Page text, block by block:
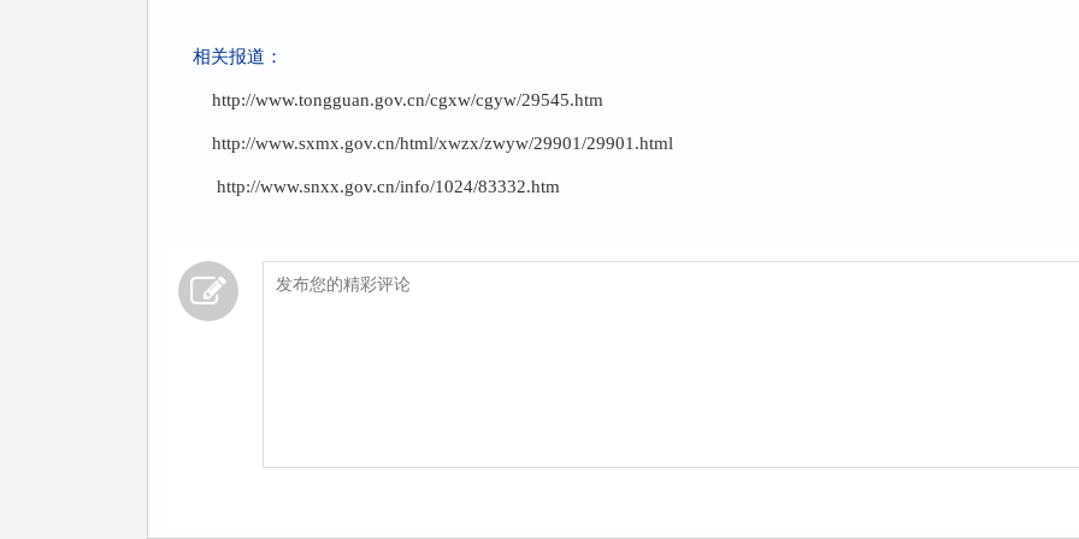
相关报道：
http://www.tongguan.gov.cn/cgxw/cgyw/29545.htm
http://www.sxmx.gov.cn/html/xwzx/zwyw/29901/29901.html
http://www.snxx.gov.cn/info/1024/83332.htm